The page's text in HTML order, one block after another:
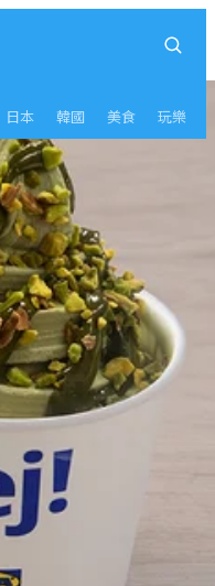
日本 韓國 美食 玩樂